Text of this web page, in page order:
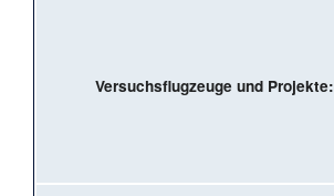
Versuchsflugzeuge und Projekte: